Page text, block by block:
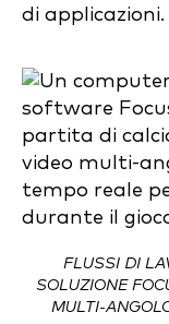
di applicazioni.
FLUSSI DI
SOLUZIONE
MULTI-